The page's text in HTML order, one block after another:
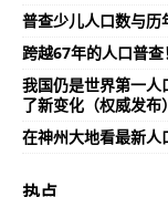
普查少儿人口数与历
跨越67年的人口普
我国仍是世界第一
了新变化（权威发布）
在神州大地看最新人